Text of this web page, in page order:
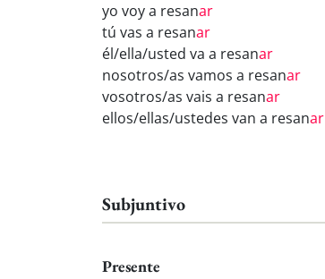
yo voy a resanar
tú vas a resanar
él/ella/usted va a resanar
nosotros/as vamos a resanar
vosotros/as vais a resanar
ellos/ellas/ustedes van a resanar
Subjuntivo
Presente